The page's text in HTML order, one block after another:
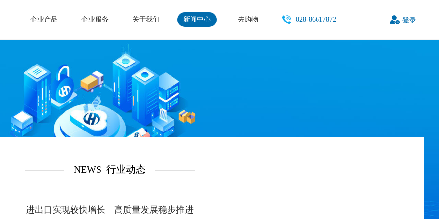
企业产品 企业服务 关于我们 新闻中心 去购物 028-86617872 登录
NEWS 行业动态
进出口实现较快增长 高质量发展稳步推进